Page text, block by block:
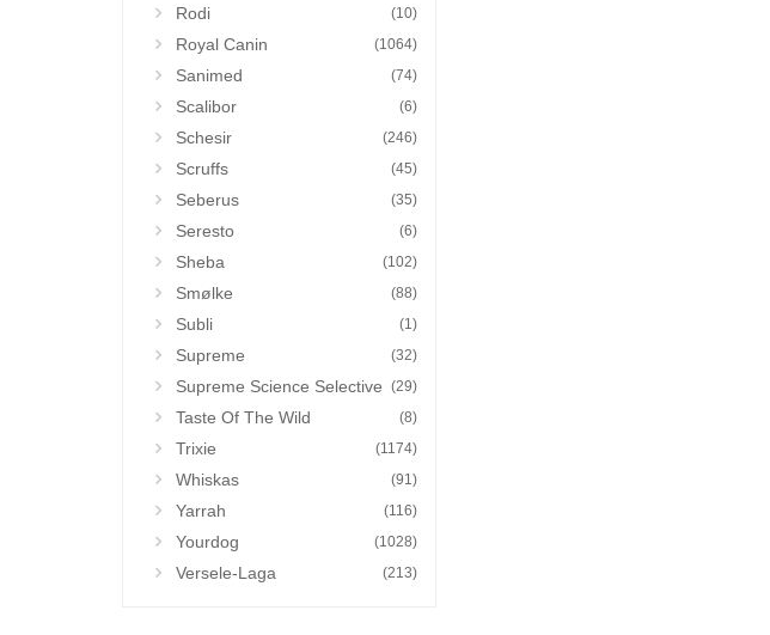
Rodi (10)
Royal Canin (1064)
Sanimed (74)
Scalibor (6)
Schesir (246)
Scruffs (45)
Seberus (35)
Seresto (6)
Sheba (102)
Smølke (88)
Subli (1)
Supreme (32)
Supreme Science Selective (29)
Taste Of The Wild (8)
Trixie (1174)
Whiskas (91)
Yarrah (116)
Yourdog (1028)
Versele-Laga (213)